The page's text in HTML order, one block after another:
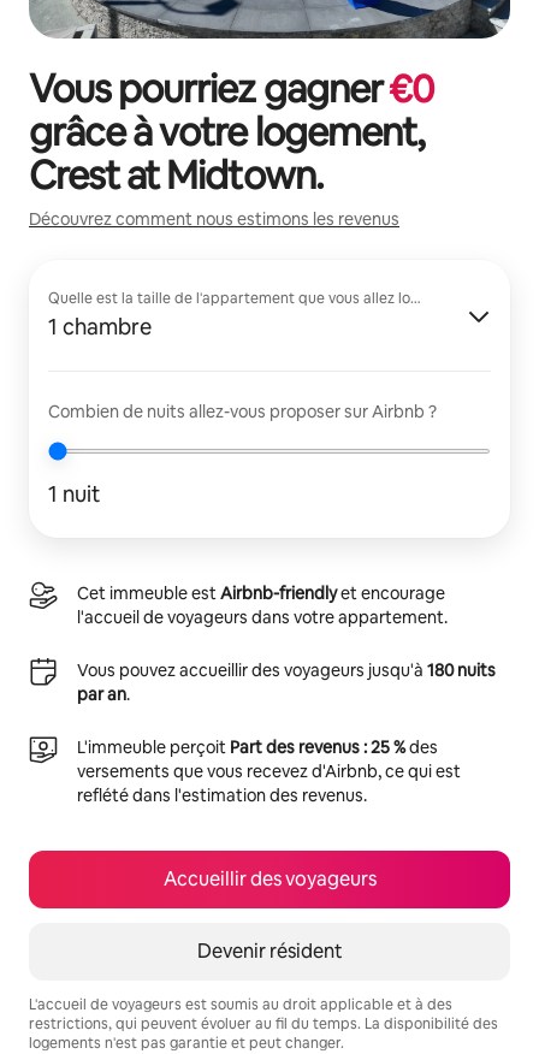
Vous pourriez gagner€0
grâce à votre logement,
Crest at Midtown.
Découvrez comment nous estimons les revenus
Quelle est la taille de l'appartement que vous allez louer ?
1 chambre
Combien de nuits allez-vous proposer sur Airbnb ?
1 nuit
Cet immeuble estAirbnb-friendlyet encourage
l'accueil de voyageurs dans votre appartement.
Vous pouvez accueillir des voyageurs jusqu'à 180 nuits
par an.
L'immeuble perçoit Part des revenus : 25 %des
versements que vous recevez d'Airbnb, ce qui est
reflété dans l'estimation des revenus.
Accueillir des voyageurs
Devenir résident
L'accueil de voyageurs est soumis au droit applicable et à des
restrictions, qui peuvent évoluer au fil du temps. La disponibilité des
logements n'est pas garantie et peut changer.